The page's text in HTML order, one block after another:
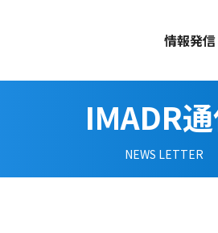
情報発信
IMADR
NEWS LETTER